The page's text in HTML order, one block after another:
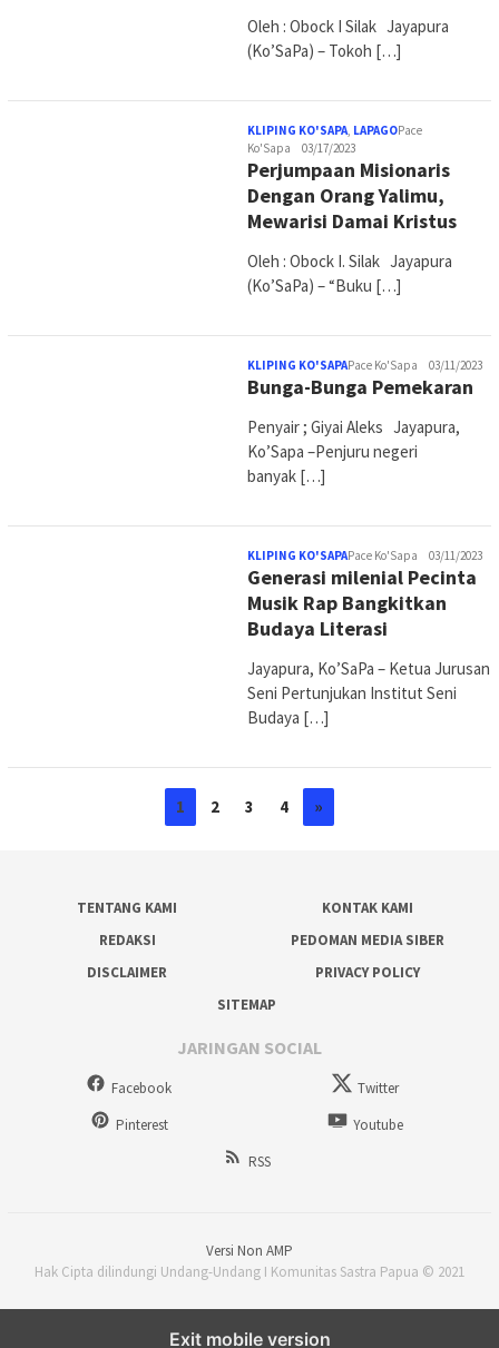
Oleh : Obock I Silak Jayapura
(Ko’SaPa) – Tokoh […]
KLIPING KO'SAPA, LAPAGOPace
Ko'Sapa
03/17/2023
Perjumpaan Misionaris
Dengan Orang Yalimu,
Mewarisi Damai Kristus
Oleh : Obock I. Silak Jayapura
(Ko’SaPa) – “Buku […]
KLIPING KO'SAPAPace Ko'Sapa 03/11/2023
Bunga-Bunga Pemekaran
Penyair ; Giyai Aleks Jayapura,
Ko’Sapa –Penjuru negeri
banyak […]
KLIPING KO'SAPAPace Ko'Sapa 03/11/2023
Generasi milenial Pecinta
Musik Rap Bangkitkan
Budaya Literasi
Jayapura, Ko’SaPa – Ketua Jurusan
Seni Pertunjukan Institut Seni
Budaya […]
1 2 3 4 »
TENTANG KAMI
KONTAK KAMI
REDAKSI
PEDOMAN MEDIA SIBER
DISCLAIMER
PRIVACY POLICY
SITEMAP
JARINGAN SOCIAL
Facebook
Twitter
Pinterest
Youtube
RSS
Versi Non AMP
Hak Cipta dilindungi Undang-Undang I Komunitas Sastra Papua © 2021
Exit mobile version